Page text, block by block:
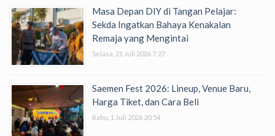
Masa Depan DIY di Tangan Pelajar:
Sekda Ingatkan Bahaya Kenakalan
Remaja yang Mengintai
Selasa, 21 Juli 2026 7:27
Saemen Fest 2026: Lineup, Venue Baru,
Harga Tiket, dan Cara Beli
Rabu, 1 Juli 2026 20:54